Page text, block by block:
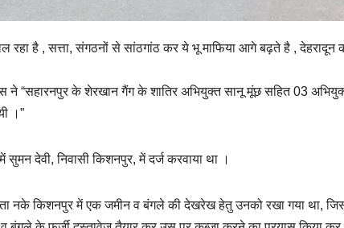
रहा है , सत्ता, संगठनों से सांठगांठ कर ये भू माफिया आगे बढ़ते है , देहरादून
ने “सहारनपुर के शेरखान गैंग के शातिर अभियुक्त सानू मूंछ सहित 03
।”
देवी, निवासी किशनपुर, में दर्ज करवाया था ।
नके किशनपुर में एक जमीन व बंगले की देखरेख हेतु उनको रखा गया था, जिस